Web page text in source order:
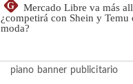
G
Mercado Libre va más
¿competirá con Shein y Temu
moda?